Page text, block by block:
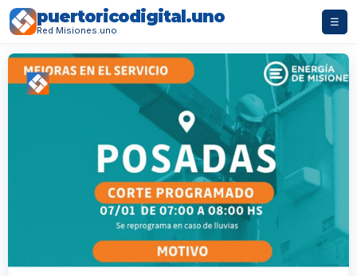
puertoricodigital.uno
Red Misiones.uno
☰